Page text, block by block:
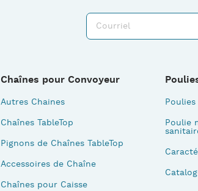
Chaînes pour Convoyeur
Autres Chaines
Chaînes TableTop
Pignons de Chaînes TableTop
Accessoires de Chaîne
Chaînes pour Caisse
Poulie